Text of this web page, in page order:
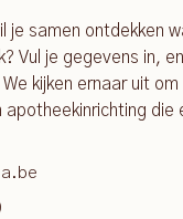
je samen ontdekken
Vul je gegevens in,
kijken ernaar uit
apotheekinrichting die